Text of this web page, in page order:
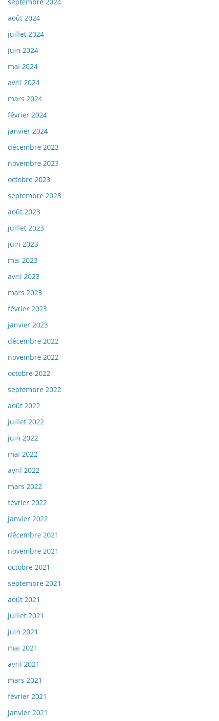
août 2024
juillet 2024
juin 2024
mai 2024
avril 2024
mars 2024
février 2024
janvier 2024
décembre 2023
novembre 2023
octobre 2023
septembre 2023
août 2023
juillet 2023
juin 2023
mai 2023
avril 2023
mars 2023
février 2023
janvier 2023
décembre 2022
novembre 2022
octobre 2022
septembre 2022
août 2022
juillet 2022
juin 2022
mai 2022
avril 2022
mars 2022
février 2022
janvier 2022
décembre 2021
novembre 2021
octobre 2021
septembre 2021
août 2021
juillet 2021
juin 2021
mai 2021
avril 2021
mars 2021
février 2021
janvier 2021